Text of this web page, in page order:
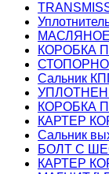
МАСЛЯНОЕ
КОРОБКА
Сальник
КОРОБКА
КАРТЕР
Сальник
БОЛТ С
КАРТЕР